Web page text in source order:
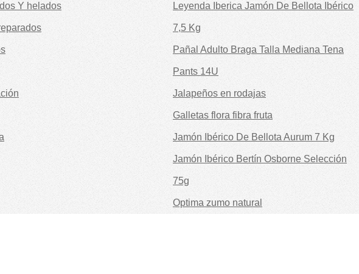
Y helados Leyenda Iberica Jamón De Bellota Ibérico
7,5 Kg
Pañal Adulto Braga Talla Mediana Tena
Pants 14U
Jalapeños en rodajas
Galletas flora fibra fruta
Jamón Ibérico De Bellota Aurum 7 Kg
Jamón Ibérico Bertín Osborne Selección
75g
Optima zumo natural